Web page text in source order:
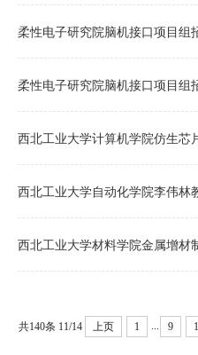
业编制人员招聘启事
柔性电子研究院脑机接口项目组
柔性电子研究院脑机接口项目组
西北工业大学计算机学院仿生芯
业编制人员招聘启事
西北工业大学自动化学院李伟林
西北工业大学材料学院金属增材
共140条 11/14 上页 1 ... 9